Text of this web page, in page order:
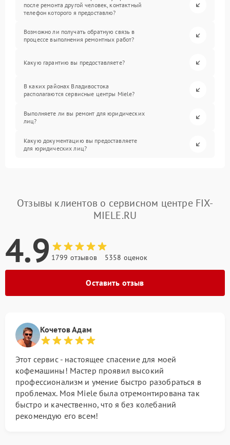
после ремонта другой человек, контактный
телефон которого я предоставлю?
Возможно ли получать обратную связь в
процессе выполнения ремонтных работ?
Какую гарантию вы предоставляете?
В каких районах Владивостока
располагаются сервисные центры Miele?
Выполняете ли вы ремонт для юридических
лиц?
Какую документацию вы предоставляете
для юридических лиц?
Отзывы клиентов о сервисном центре FIX-
MIELE.RU
4.9 1799 отзывов 5358 оценок
Оставить отзыв
Кочетов Адам
Этот сервис - настоящее спасение для моей
кофемашины! Мастер проявил высокий
профессионализм и умение быстро разобраться в
проблемах. Моя Miele была отремонтирована так
быстро и качественно, что я без колебаний
рекомендую его всем!